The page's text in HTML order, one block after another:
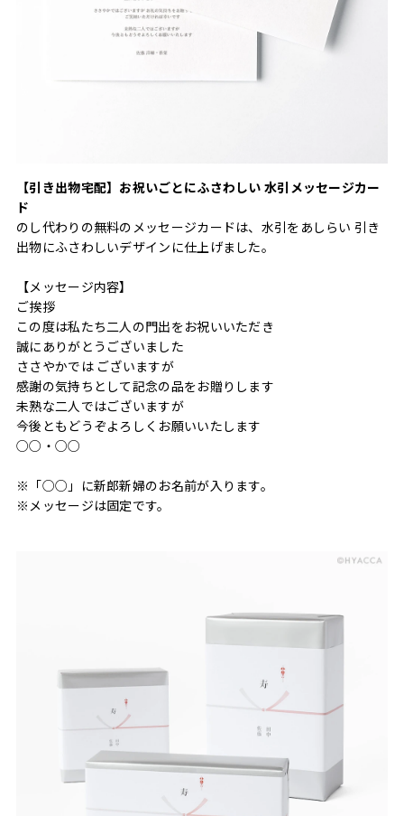
【引き出物宅配】お祝いごとにふさわしい 水引メッセージカー
ド
のし代わりの無料のメッセージカードは、水引をあしらい 引き
出物にふさわしいデザインに仕上げました。
【メッセージ内容】
ご挨拶
この度は私たち二人の門出をお祝いいただき
誠にありがとうございました
ささやかでは ございますが
感謝の気持ちとして記念の品をお贈りします
未熟な二人ではございますが
今後ともどうぞよろしくお願いいたします
○○・○○
※「○○」に新郎新婦のお名前が入ります。
※メッセージは固定です。